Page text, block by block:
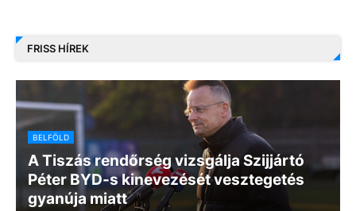
FRISS HÍREK
BELFÖLD
A Tiszás rendőrség vizsgálja Szijjártó
Péter BYD-s kinevezését vesztegetés
gyanúja miatt